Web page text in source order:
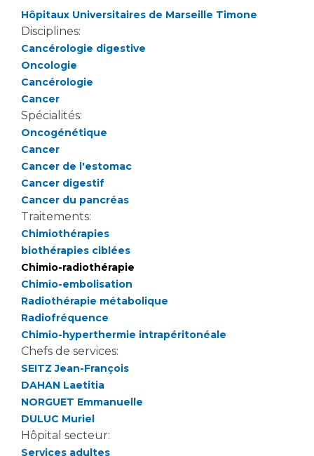
Vivre ensemble à l'hôpital
Culture à l'hôpital
Laïcité et cultes
Les associations
Livret d'accueil
Salon des familles
Transports sanitaires
Vos droits, vos devoirs
Handicap
Handi 13
Pôle Médecine Physique et Réadaptation
Accueil sourds et malentendants
Charte Romain Jacob
Mouvement Parcours Handicap 13
Activité physique
Statuts
Stages paramédicaux
Chercheurs
La recherche clinique à l'AP-HM
Les structures de recherche
Écoles et Instituts de Formation
Plateforme des internes
Professionnels de santé
Adresser un patient
Réseaux de soins
Adresser un examen au Laboratoire de Biologie
Médicale
Radiologie / Imagerie
Cancérologie
Hôpitaux Universitaires de Marseille Timone
Disciplines:
Cancérologie digestive
Oncologie
Cancérologie
Cancer
Spécialités:
Oncogénétique
Cancer
Cancer de l'estomac
Cancer digestif
Cancer du pancréas
Traitements:
Chimiothérapies
biothérapies ciblées
Chimio-radiothérapie
Chimio-embolisation
Radiothérapie métabolique
Radiofréquence
Chimio-hyperthermie intrapéritonéale
Chefs de services:
SEITZ Jean-François
DAHAN Laetitia
NORGUET Emmanuelle
DULUC Muriel
Hôpital secteur:
Services adultes